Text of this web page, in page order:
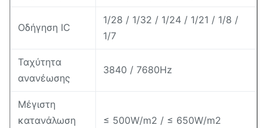
Οδήγηση IC
1/28 / 1/32 / 1/24 / 1/21 / 1/8 /
1/7
Ταχύτητα
ανανέωσης
3840 / 7680Hz
Μέγιστη
κατανάλωση
≤ 500W/m2 / ≤ 650W/m2